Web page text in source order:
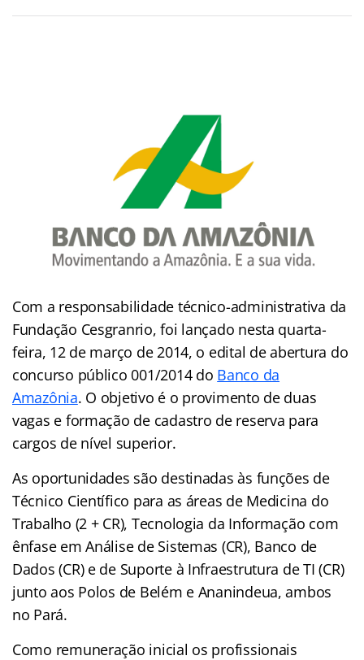
Com a responsabilidade técnico-administrativa da
Fundação Cesgranrio, foi lançado nesta quarta-
feira, 12 de março de 2014, o edital de abertura do
concurso público 001/2014 do Banco da
Amazônia. O objetivo é o provimento de duas
vagas e formação de cadastro de reserva para
cargos de nível superior.
As oportunidades são destinadas às funções de
Técnico Científico para as áreas de Medicina do
Trabalho (2 + CR), Tecnologia da Informação com
ênfase em Análise de Sistemas (CR), Banco de
Dados (CR) e de Suporte à Infraestrutura de TI (CR)
junto aos Polos de Belém e Ananindeua, ambos
no Pará.
Como remuneração inicial os profissionais